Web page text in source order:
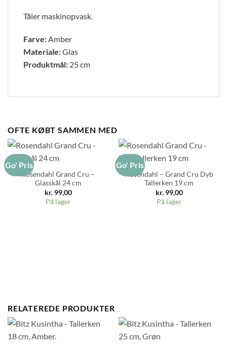
Tåler maskinopvask.
Farve:Amber
Materiale:Glas
Produktmål: 25 cm
OFTE KØBT SAMMEN MED
Go' Pris
Rosendahl Grand Cru –
Glasskål 24 cm
kr.99,00
På lager
Go' Pris
Rosendahl – Grand Cru Dyb
Tallerken 19 cm
kr.99,00
På lager
RELATEREDE PRODUKTER